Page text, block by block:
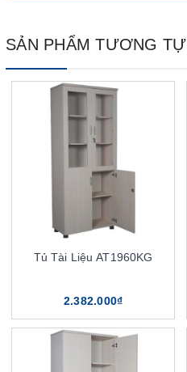
SẢN PHẨM TƯƠNG TỰ
Tủ Tài Liệu AT1960KG
2.382.000₫